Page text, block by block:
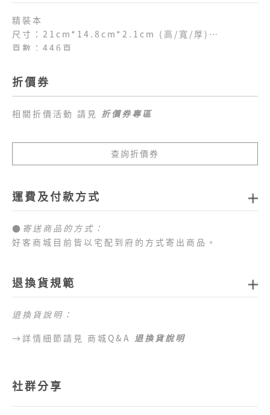
精裝本
尺寸：21cm*14.8cm*2.1cm (高/寬/厚)
頁數：446頁
折價券
相關折價活動 請見 折價券專區
查詢折價券
運費及付款方式
● 寄送商品的方式：
好客商城目前皆以宅配到府的方式寄出商品。
1.全站消費滿新臺幣
區 （澎湖、金門、馬祖、綠島、蘭嶼、小琉球等地
區）及海外地區暫不提供配送服務，敬請見諒。
ATM、ATM櫃台機、超商代碼繳費。
退換貨規範
退換貨說明：
→詳情細節請見 商城Q&A 退換貨說明
社群分享